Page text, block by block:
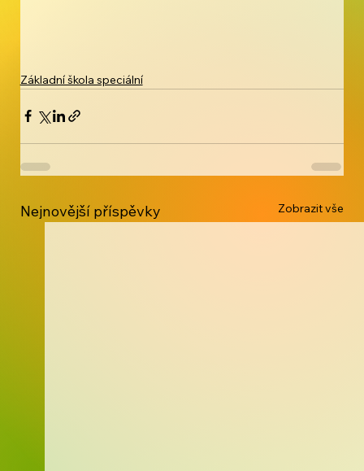
Základní škola speciální
Nejnovější příspěvky Zobrazit vše